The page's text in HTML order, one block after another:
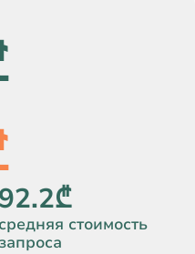
92.2₾
средняя стоимость
запроса